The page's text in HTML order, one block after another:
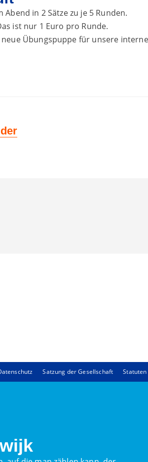
in 2 Sätze zu je 5 Runden.
ist nur 1 Euro pro Runde.
Übungspuppe für unsere
Satzung der Gesellschaft Statuten